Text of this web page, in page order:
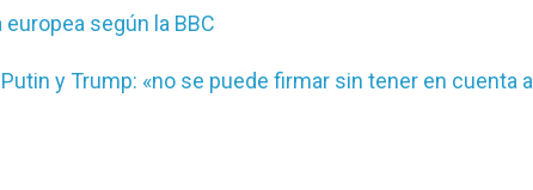
según la BBC
y Trump: «no se puede firmar sin tener en cuenta a